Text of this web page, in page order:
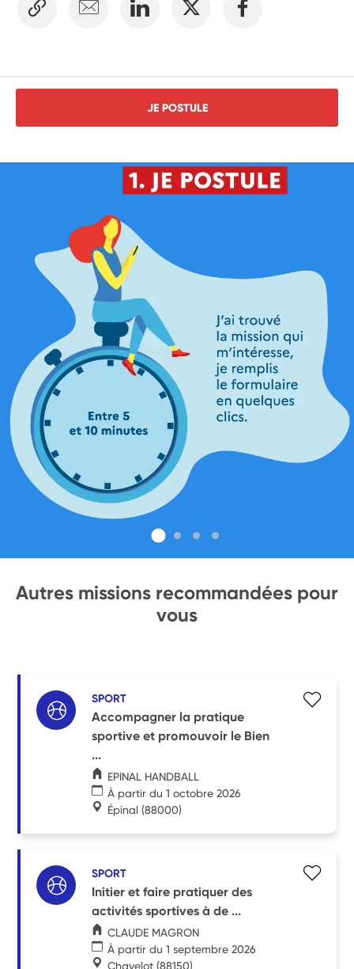
JE POSTULE
Autres missions recommandées pour
vous
SPORT
Accompagner la pratique
sportive et promouvoir le Bien
...
EPINAL HANDBALL
À partir du 1 octobre 2026
Épinal (88000)
SPORT
Initier et faire pratiquer des
activités sportives à de ...
CLAUDE MAGRON
À partir du 1 septembre 2026
Chavelot (88150)